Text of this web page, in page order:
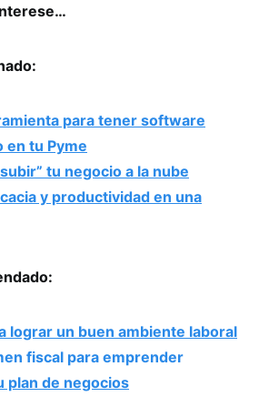
para tener software
en tu Pyme
tu negocio a la nube
y productividad en una
lograr un buen ambiente laboral
fiscal para emprender
plan de negocios